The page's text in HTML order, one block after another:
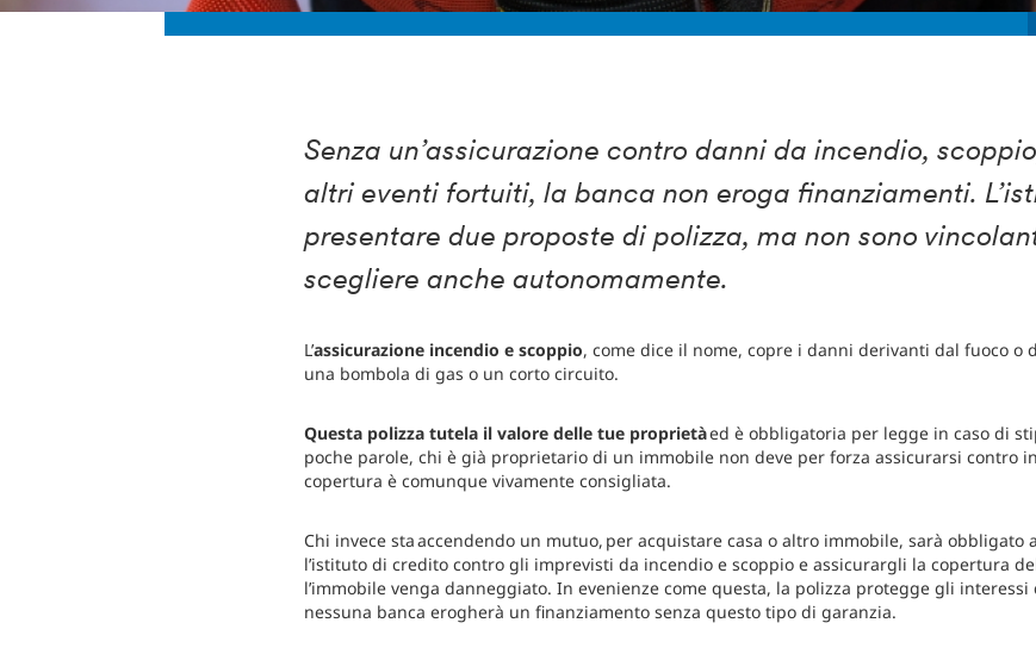
Senza un’assicurazione contro danni da incendio,
altri eventi fortuiti, la banca non eroga finanziamenti.
presentare due proposte di polizza, ma non sono
scegliere anche autonomamente.
L’assicurazione incendio e scoppio, come dice il nome, copre i danni derivanti dal fuoco o
una bombola di gas o un corto circuito.
Questa polizza tutela il valore delle tue proprietàed è obbligatoria per legge in caso di
poche parole, chi è già proprietario di un immobile non deve per forza assicurarsi contro
copertura è comunque vivamente consigliata.
Chi invece sta accendendo un mutuo, per acquistare casa o altro immobile, sarà
l’istituto di credito contro gli imprevisti da incendio e scoppio e assicurargli la copertura
l’immobile venga danneggiato. In evenienze come questa, la polizza protegge gli
nessuna banca erogherà un finanziamento senza questo tipo di garanzia.